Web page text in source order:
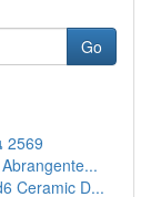
Go
2569
Ceramic D...